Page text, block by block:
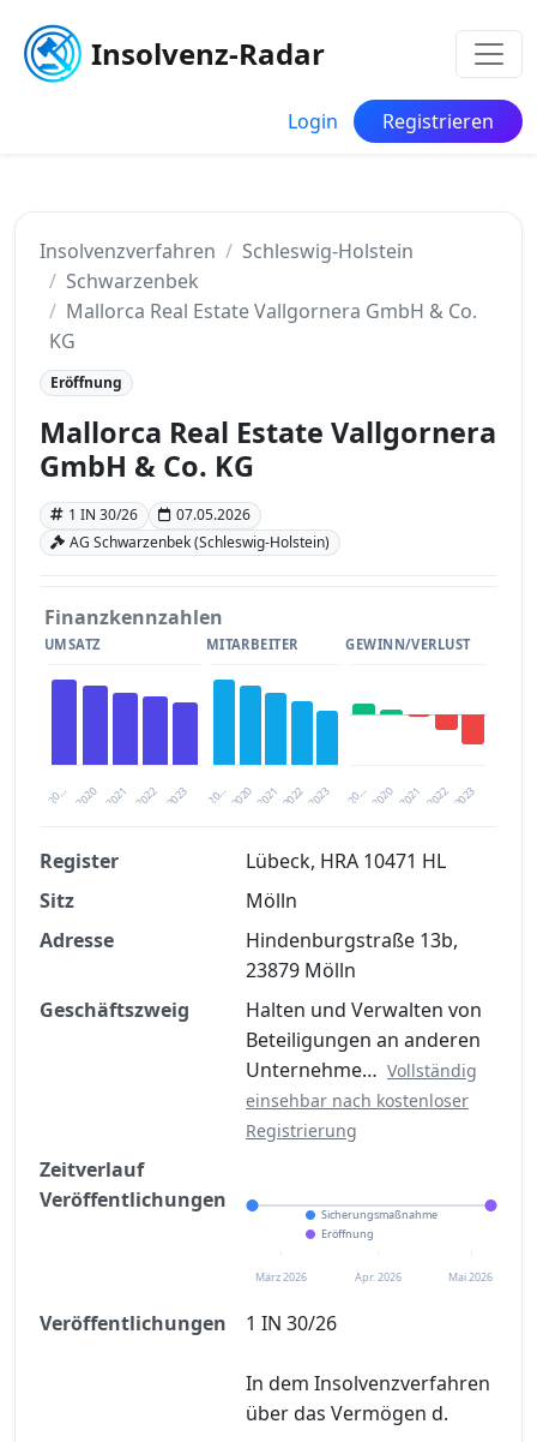
Insolvenz-Radar
Login Registrieren
Insolvenzverfahren
Schleswig-Holstein
Schwarzenbek
Mallorca Real Estate Vallgornera GmbH & Co.
KG
Eröffnung
Mallorca Real Estate Vallgornera
GmbH & Co. KG
1 IN 30/26
07.05.2026
AG Schwarzenbek (Schleswig-Holstein)
Finanzkennzahlen
UMSATZ
20… 2021 2023
2020 2022
MITARBEITER
20… 2021 2023
2020 2022
GEWINN/VERLUST
20… 2021 2023
2020 2022
Finanzkennzahlen nach kostenloser
Registrierung verfügbar
Jetzt kostenlos registrieren
Register
Lübeck, HRA 10471 HL
Sitz
Mölln
Adresse
Hindenburgstraße 13b,
23879 Mölln
Geschäftszweig
Halten und Verwalten von
Beteiligungen an anderen
Unternehme… Vollständig
einsehbar nach kostenloser
Registrierung
Zeitverlauf
Veröffentlichungen
Sicherungsmaßnahme
Eröffnung
März 2026 Apr. 2026 Mai 2026
Veröffentlichungen 1 IN 30/26
In dem Insolvenzverfahren
über das Vermögen d.